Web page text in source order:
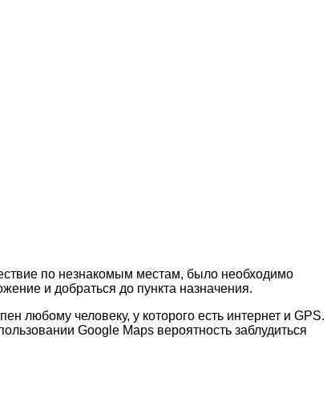
по незнакомым местам, было необходимо
и добраться до пункта назначения.
любому человеку, у которого есть интернет и GPS.
Google Maps вероятность заблудиться